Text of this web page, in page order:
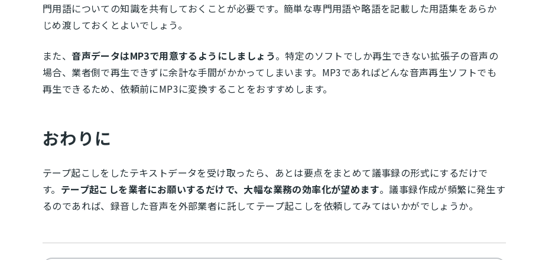
門用語についての知識を共有しておくことが必要です。簡単な専門用語や略語を記載した用語集をあらか
じめ渡しておくとよいでしょう。
また、音声データはMP3で用意するようにしましょう。特定のソフトでしか再生できない拡張子の音声の
場合、業者側で再生できずに余計な手間がかかってしまいます。MP3であればどんな音声再生ソフトでも
再生できるため、依頼前にMP3に変換することをおすすめします。
おわりに
テープ起こしをしたテキストデータを受け取ったら、あとは要点をまとめて議事録の形式にするだけで
す。 テープ起こしを業者にお願いするだけで、大幅な業務の効率化が望めます。議事録作成が頻繁に発生す
るのであれば、録音した音声を外部業者に託してテープ起こしを依頼してみてはいかがでしょうか。